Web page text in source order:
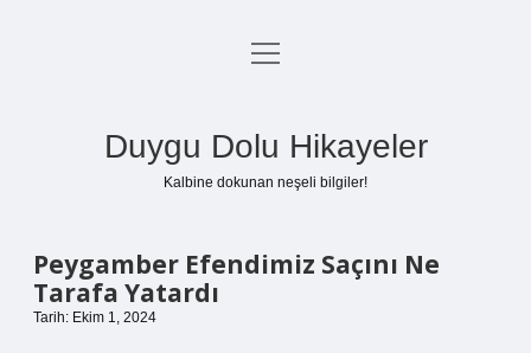
Anasayfa
menüyü
Duygu Dolu Hikayeler
Kalbine dokunan neşeli bilgiler!
Peygamber Efendimiz Saçını Ne
Tarafa Yatardı
Tarih: Ekim 1, 2024